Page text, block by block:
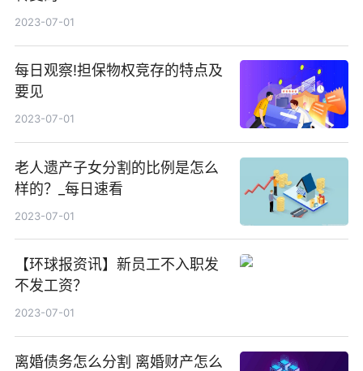
2023-07-01
每日观察!担保物权竞存的特点及
要见
2023-07-01
老人遗产子女分割的比例是怎么
样的？_每日速看
2023-07-01
【环球报资讯】新员工不入职发
不发工资？
2023-07-01
离婚债务怎么分割 离婚财产怎么